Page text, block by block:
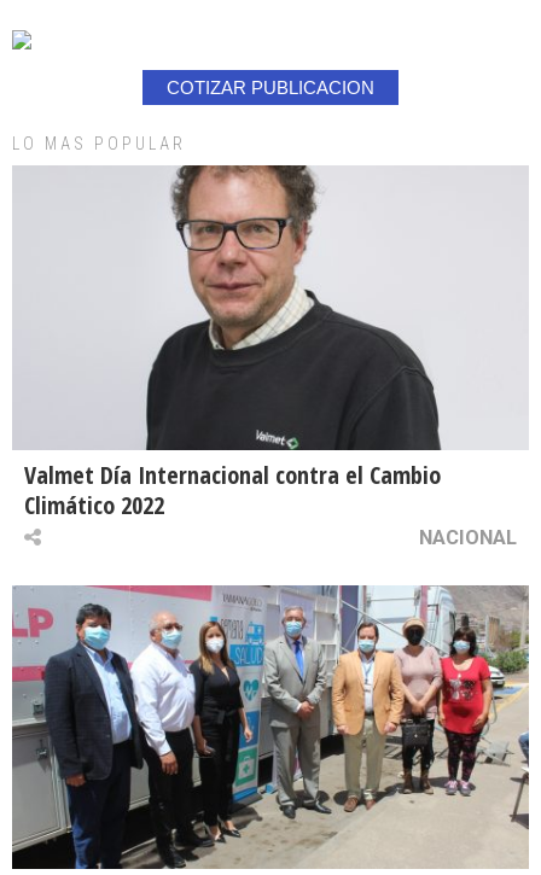
COTIZAR PUBLICACION
LO MAS POPULAR
Valmet Día Internacional contra el Cambio
Climático 2022
NACIONAL